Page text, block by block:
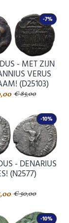
-7%
- MET ZIJN
VERUS
(D25103)
€ 85,00
-10%
- DENARIUS
(N2577)
€ 50,00
-10%